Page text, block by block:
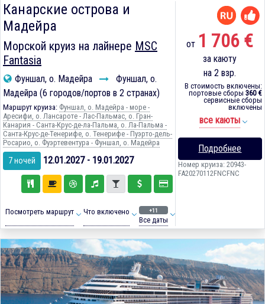
Канарские острова и
Мадейра
Морской круиз на лайнере MSC
Fantasia
Фуншал, о. Мадейра
Фуншал, о.
Мадейра (6 городов/портов в 2 странах)
Маршрут круиза: Фуншал, о. Мадейра - море -
Аресифи, о. Лансароте - Лас-Пальмас, о. Гран-
Канария - Санта-Крус-де-ла-Пальма, о. Ла-Пальма -
Санта-Крус-де-Тенерифе, о. Тенерифе - Пуэрто-дель-
Росарио, о. Фуэртевентура - Фуншал, о. Мадейра
7 ночей 12.01.2027 - 19.01.2027
Посмотреть маршрут Что включено +11
Все даты
от 1 706 €
за каюту
на 2 взр.
В стоимость включены:
портовые сборы 360 €
сервисные сборы
включены
все каюты
Подробнее
Номер круиза: 20943-
FA20270112FNCFNC